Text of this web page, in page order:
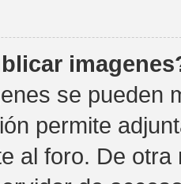
se pueden
permite
al foro. De